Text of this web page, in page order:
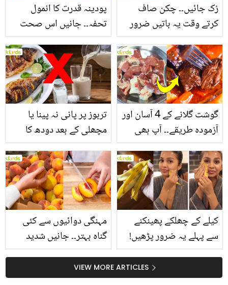
پودینہ قدرت کا انمول
تحفہ۔۔ جانیں اس صحت
انگیز طبی فوائد
رُک جائیں۔۔ چکن صاف
کرتے وقت یہ باتیں ضرور
تربوز پر پانی نہ پینا یا
مچھلی کے بعد دودھ کا
سے متعلق غلط فہمیوں کی
حقیقت کیا ہے اور افواہ
کیا؟
گوشت گلانے کے 4 آسان اور
آزمودہ طریقے۔۔ آپ بھی
بتائے راز
مہنگی دوائیوں سے کئی
گناہ بہتر۔۔ جانیں شدید
کیوں کھانا چاہیے؟
کیلے کے چھلکے پھینکنے
سے پہلے یہ ضرور پڑھیں!
سستا اور قدرتی حلVIEW MORE ARTICLES